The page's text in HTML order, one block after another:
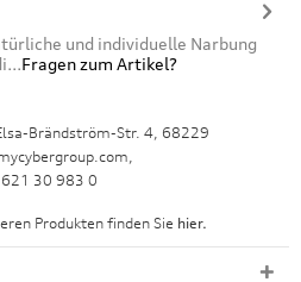
und individuelle Narbung
Fragen zum Artikel?
Brändström-Str. 4, 68229
30 983 0
Produkten finden Sie hier.